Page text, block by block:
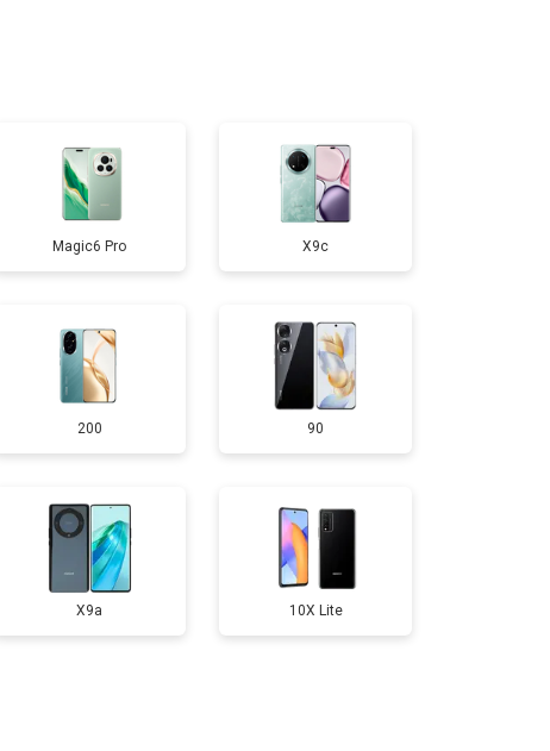
от 1400 ₽ Заказать
от 2700 ₽ Заказать
от 950 ₽ Заказать
от 1750 ₽ Заказать
от 3200 ₽ Заказать
от 1400 ₽
Magic6 Pro X9c
200 90
X9a 10X Lite